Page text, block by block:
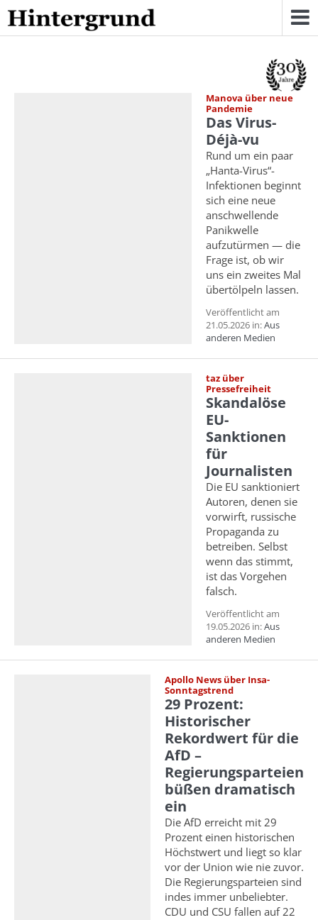
Skip
to
content
Manova über neue
Pandemie
Das Virus-
Déjà-vu
Rund um ein paar
„Hanta-Virus“-
Infektionen beginnt
sich eine neue
anschwellende
Panikwelle
aufzutürmen — die
Frage ist, ob wir
uns ein zweites Mal
übertölpeln lassen.
Veröffentlicht am
21.05.2026 in:Aus
anderen Medien
taz über
Pressefreiheit
Skandalöse
EU-
Sanktionen
für
Journalisten
Die EU sanktioniert
Autoren, denen sie
vorwirft, russische
Propaganda zu
betreiben. Selbst
wenn das stimmt,
ist das Vorgehen
falsch.
Veröffentlicht am
19.05.2026 in:Aus
anderen Medien
Apollo News über Insa-
Sonntagstrend
29 Prozent:
Historischer
Rekordwert für die
AfD –
Regierungsparteien
büßen dramatisch
ein
Die AfD erreicht mit 29
Prozent einen historischen
Höchstwert und liegt so klar
vor der Union wie nie zuvor.
Die Regierungsparteien sind
indes immer unbeliebter.
CDU und CSU fallen auf 22